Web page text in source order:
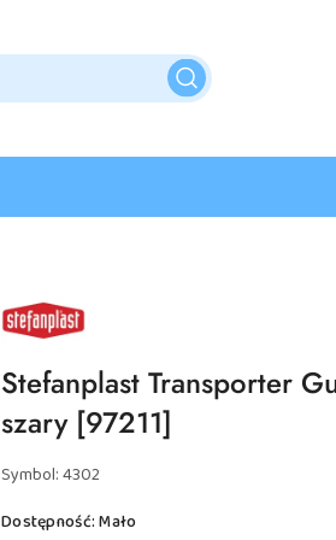
NAZWA
PRODUCENTA:
STEFANPLAST
Stefanplast Transporter
szary [97211]
Symbol:4302
Dostępność:Mało